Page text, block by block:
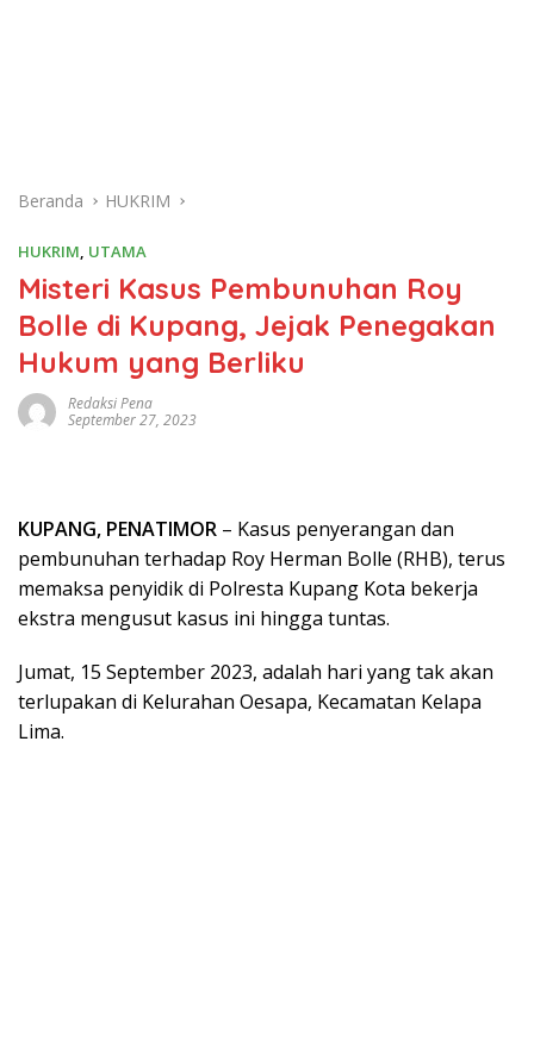
Beranda HUKRIM
HUKRIM, UTAMA
Misteri Kasus Pembunuhan Roy
Bolle di Kupang, Jejak Penegakan
Hukum yang Berliku
Redaksi Pena
September 27, 2023
KUPANG, PENATIMOR – Kasus penyerangan dan
pembunuhan terhadap Roy Herman Bolle (RHB), terus
memaksa penyidik di Polresta Kupang Kota bekerja
ekstra mengusut kasus ini hingga tuntas.
Jumat, 15 September 2023, adalah hari yang tak akan
terlupakan di Kelurahan Oesapa, Kecamatan Kelapa
Lima.